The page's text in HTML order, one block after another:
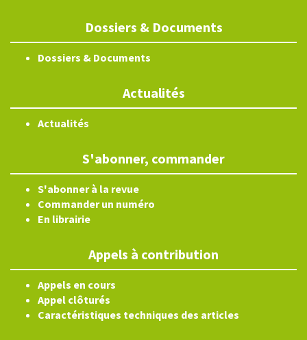
Dossiers & Documents
Dossiers & Documents
Actualités
Actualités
S'abonner, commander
S'abonner à la revue
Commander un numéro
En librairie
Appels à contribution
Appels en cours
Appel clôturés
Caractéristiques techniques des articles